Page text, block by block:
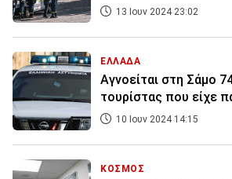
13 Ιουν 2024 23:02
ΕΛΛΑΔΑ
Αγνοείται στη Σάμο
τουρίστας που είχε
10 Ιουν 2024 14:15
ΚΟΣΜΟΣ